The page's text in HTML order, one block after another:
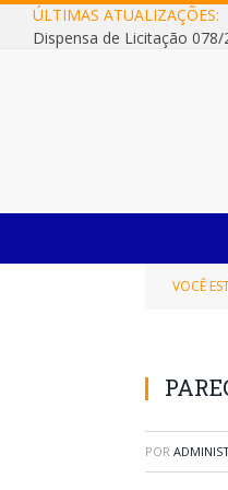
ÚLTIMAS ATUALIZAÇÕES:
VOCÊ
POR